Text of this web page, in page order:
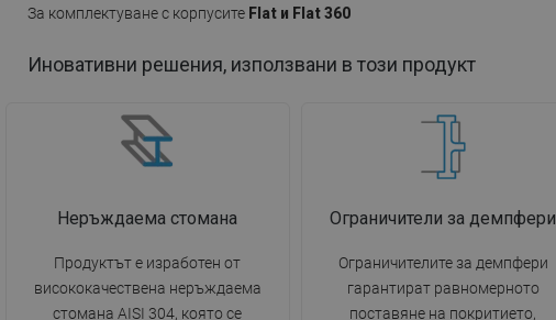
За комплектуване с корпусите Flat и Flat 360
Иновативни решения, използвани в този продукт
Неръждаема стомана
Продуктът е изработен от
висококачествена неръждаема
стомана AISI 304, която се
Ограничители за демпфери
Ограничителите за демпфери
гарантират равномерното
поставяне на покритието,